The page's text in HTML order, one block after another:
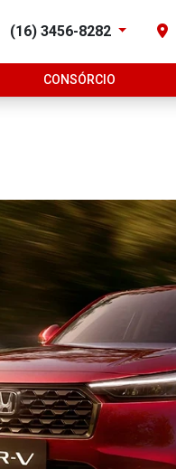
(16) 3456-8282
CONSÓRCIO